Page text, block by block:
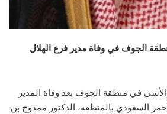
الجوف في وفاة مدير فرع الهلال
في منطقة الجوف بعد وفاة المدير
السعودي بالمنطقة، الدكتور ممدوح بن